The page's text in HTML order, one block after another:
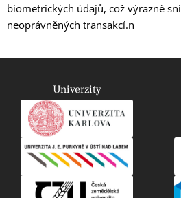
biometrických údajů, což výrazně
neoprávněných transakcí.n
Univerzity